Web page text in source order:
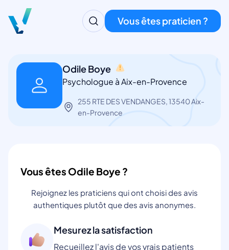
Vous êtes praticien ?
Odile Boye
Psychologue à Aix-en-Provence
255 RTE DES VENDANGES, 13540 Aix-
en-Provence
Vous êtes Odile Boye ?
Rejoignez les praticiens qui ont choisi des avis
authentiques plutôt que des avis anonymes.
Mesurez la satisfaction
Recueillez l'avis de vos vrais patients